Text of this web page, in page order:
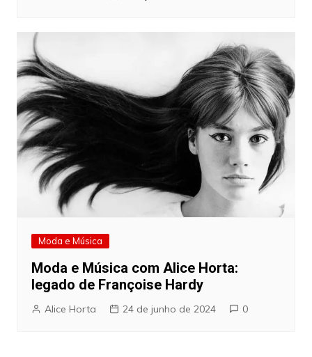
Moda e Música
Moda e Música com Alice Horta:
legado de Françoise Hardy
Alice Horta 24 de junho de 2024 0